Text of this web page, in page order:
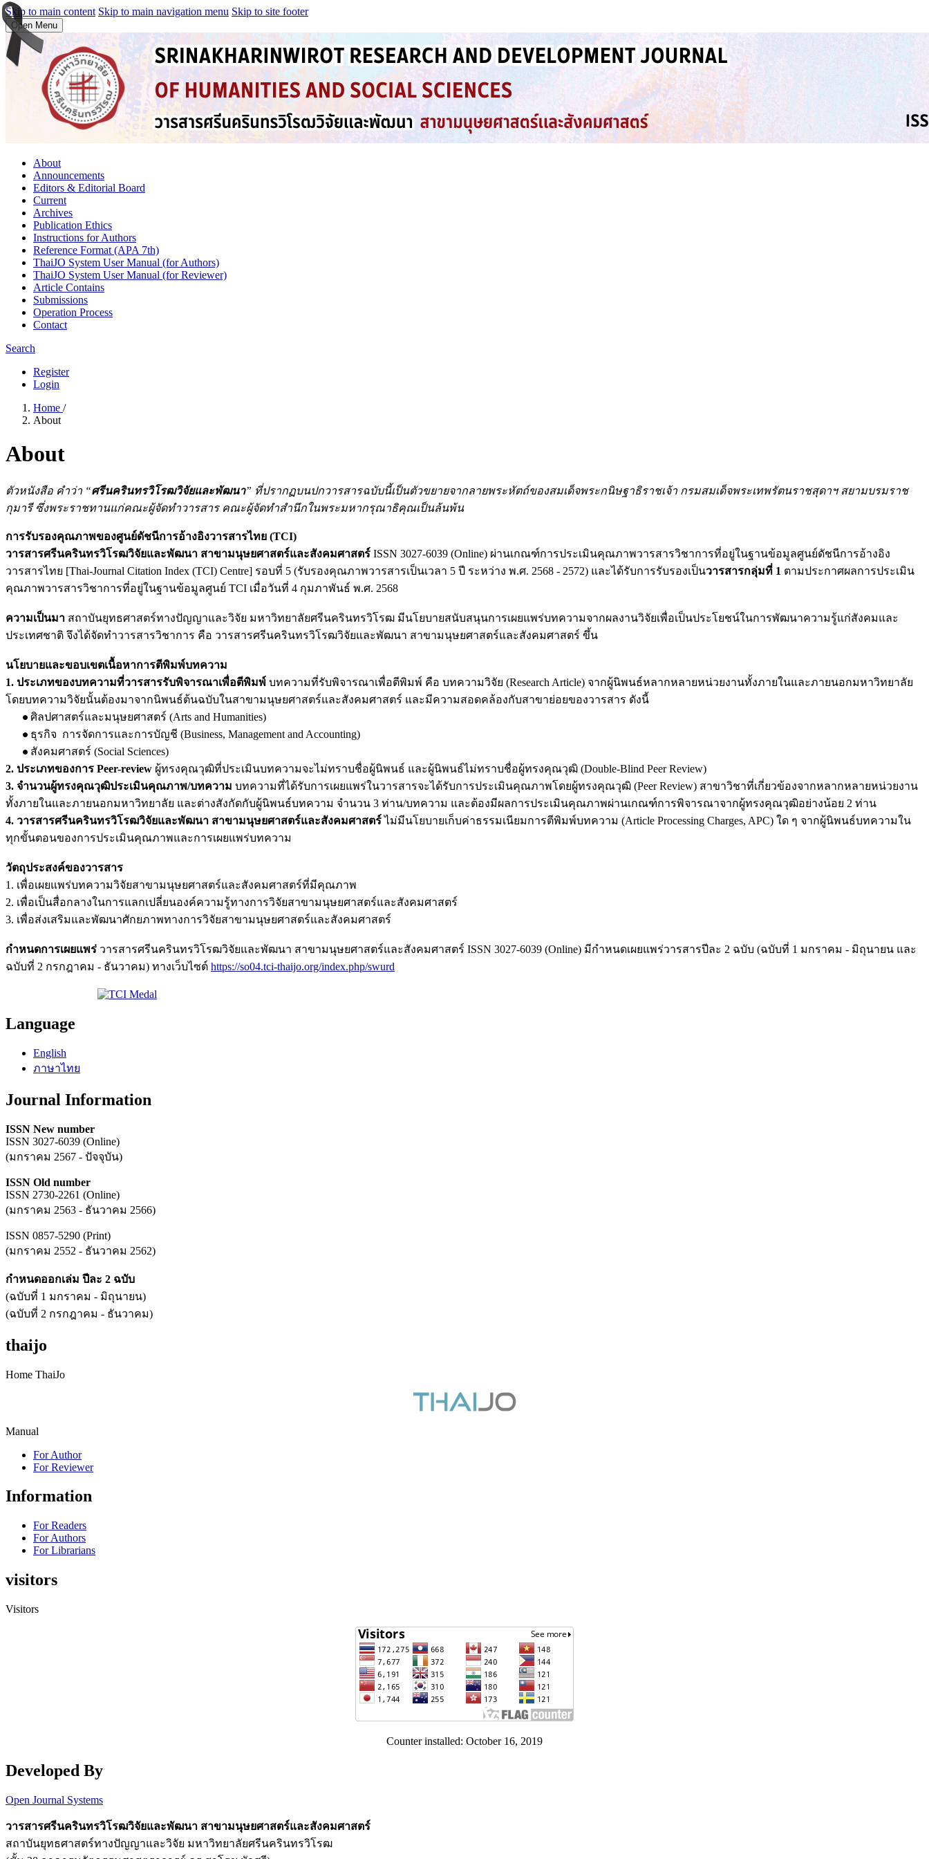
Skip to main content Skip to main navigation menu Skip to site footer
Open Menu
About
Announcements
Editors & Editorial Board
Current
Archives
Publication Ethics
Instructions for Authors
Reference Format (APA 7th)
ThaiJO System User Manual (for Authors)
ThaiJO System User Manual (for Reviewer)
Article Contains
Submissions
Operation Process
Contact
Search
Register
Login
Home /
About
About
ตัวหนังสือ คำว่า “ศรีนครินทรวิโรฒวิจัยและพัฒนา” ที่ปรากฏบนปกวารสารฉบับนี้เป็นตัวขยายจากลายพระหัตถ์ของสมเด็จพระกนิษฐาธิราชเจ้า กรมสมเด็จพระเทพรัตนราชสุดาฯ สยามบรมราช
กุมารี ซึ่งพระราชทานแก่คณะผู้จัดทำวารสาร คณะผู้จัดทำสำนึกในพระมหากรุณาธิคุณเป็นล้นพ้น
การรับรองคุณภาพของศูนย์ดัชนีการอ้างอิงวารสารไทย (TCI)
วารสารศรีนครินทรวิโรฒวิจัยและพัฒนา สาขามนุษยศาสตร์และสังคมศาสตร์ ISSN 3027-6039 (Online) ผ่านเกณฑ์การประเมินคุณภาพวารสารวิชาการที่อยู่ในฐานข้อมูลศูนย์ดัชนีการอ้างอิง
วารสารไทย [Thai-Journal Citation Index (TCI) Centre] รอบที่ 5 (รับรองคุณภาพวารสารเป็นเวลา 5 ปี ระหว่าง พ.ศ. 2568 - 2572) และได้รับการรับรองเป็นวารสารกลุ่มที่ 1 ตามประกาศผลการประเมิน
คุณภาพวารสารวิชาการที่อยู่ในฐานข้อมูลศูนย์ TCI เมื่อวันที่ 4 กุมภาพันธ์ พ.ศ. 2568
ความเป็นมา สถาบันยุทธศาสตร์ทางปัญญาและวิจัย มหาวิทยาลัยศรีนครินทรวิโรฒ มีนโยบายสนับสนุนการเผยแพร่บทความจากผลงานวิจัยเพื่อเป็นประโยชน์ในการพัฒนาความรู้แก่สังคมและ
ประเทศชาติ จึงได้จัดทำวารสารวิชาการ คือ วารสารศรีนครินทรวิโรฒวิจัยและพัฒนา สาขามนุษยศาสตร์และสังคมศาสตร์ ขึ้น
นโยบายและขอบเขตเนื้อหาการตีพิมพ์บทความ
1. ประเภทของบทความที่วารสารรับพิจารณาเพื่อตีพิมพ์ บทความที่รับพิจารณาเพื่อตีพิมพ์ คือ บทความวิจัย (Research Article) จากผู้นิพนธ์หลากหลายหน่วยงานทั้งภายในและภายนอกมหาวิทยาลัย
โดยบทความวิจัยนั้นต้องมาจากนิพนธ์ต้นฉบับในสาขามนุษยศาสตร์และสังคมศาสตร์ และมีความสอดคล้องกับสาขาย่อยของวารสาร ดังนี้
ศิลปศาสตร์และมนุษยศาสตร์ (Arts and Humanities)
ธุรกิจ การจัดการและการบัญชี (Business, Management and Accounting)
สังคมศาสตร์ (Social Sciences)
2. ประเภทของการ Peer-review ผู้ทรงคุณวุฒิที่ประเมินบทความจะไม่ทราบชื่อผู้นิพนธ์ และผู้นิพนธ์ไม่ทราบชื่อผู้ทรงคุณวุฒิ (Double-Blind Peer Review)
3. จำนวนผู้ทรงคุณวุฒิประเมินคุณภาพ/บทความ บทความที่ได้รับการเผยแพร่ในวารสารจะได้รับการประเมินคุณภาพโดยผู้ทรงคุณวุฒิ (Peer Review) สาขาวิชาที่เกี่ยวข้องจากหลากหลายหน่วยงาน
ทั้งภายในและภายนอกมหาวิทยาลัย และต่างสังกัดกับผู้นิพนธ์บทความ จำนวน 3 ท่าน/บทความ และต้องมีผลการประเมินคุณภาพผ่านเกณฑ์การพิจารณาจากผู้ทรงคุณวุฒิอย่างน้อย 2 ท่าน
4. วารสารศรีนครินทรวิโรฒวิจัยและพัฒนา สาขามนุษยศาสตร์และสังคมศาสตร์ไม่มีนโยบายเก็บค่าธรรมเนียมการตีพิมพ์บทความ (Article Processing Charges, APC) ใด ๆ จากผู้นิพนธ์บทความใน
ทุกขั้นตอนของการประเมินคุณภาพและการเผยแพร่บทความ
วัตถุประสงค์ของวารสาร
1. เพื่อเผยแพร่บทความวิจัยสาขามนุษยศาสตร์และสังคมศาสตร์ที่มีคุณภาพ
2. เพื่อเป็นสื่อกลางในการแลกเปลี่ยนองค์ความรู้ทางการวิจัยสาขามนุษยศาสตร์และสังคมศาสตร์
3. เพื่อส่งเสริมและพัฒนาศักยภาพทางการวิจัยสาขามนุษยศาสตร์และสังคมศาสตร์
กำหนดการเผยแพร่ วารสารศรีนครินทรวิโรฒวิจัยและพัฒนา สาขามนุษยศาสตร์และสังคมศาสตร์ ISSN 3027-6039 (Online) มีกำหนดเผยแพร่วารสารปีละ 2 ฉบับ (ฉบับที่ 1 มกราคม - มิถุนายน และ
ฉบับที่ 2 กรกฎาคม - ธันวาคม) ทางเว็บไซต์ https://so04.tci-thaijo.org/index.php/swurd
Language
English
ภาษาไทย
Journal Information
ISSN New number
ISSN 3027-6039 (Online)
(มกราคม 2567 - ปัจจุบัน)
ISSN Old number
ISSN 2730-2261 (Online)
(มกราคม 2563 - ธันวาคม 2566)
ISSN 0857-5290 (Print)
(มกราคม 2552 - ธันวาคม 2562)
กำหนดออกเล่ม ปีละ 2 ฉบับ
(ฉบับที่ 1 มกราคม - มิถุนายน)
(ฉบับที่ 2 กรกฎาคม - ธันวาคม)
thaijo
Home ThaiJo
Manual
For Author
For Reviewer
Information
For Readers
For Authors
For Librarians
visitors
Visitors
Counter installed: October 16, 2019
Developed By
Open Journal Systems
วารสารศรีนครินทรวิโรฒวิจัยและพัฒนา สาขามนุษยศาสตร์และสังคมศาสตร์
สถาบันยุทธศาสตร์ทางปัญญาและวิจัย มหาวิทยาลัยศรีนครินทรวิโรฒ